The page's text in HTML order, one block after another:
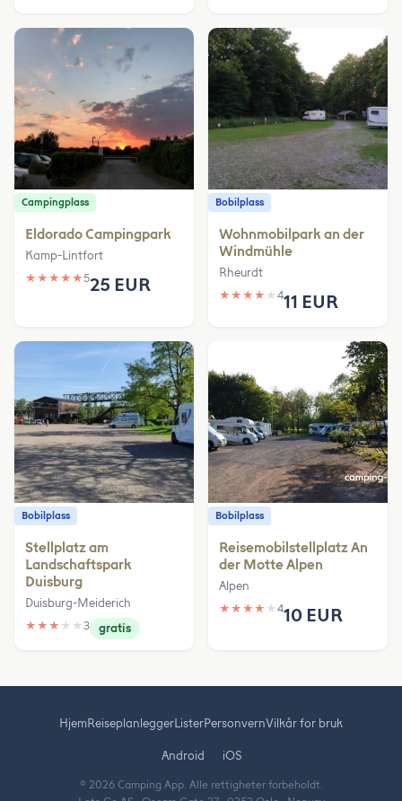
Campingplass
Eldorado Campingpark
Kamp-Lintfort
★ ★ ★ ★ ★525 EUR
Bobilplass
Wohnmobilpark an der
Windmühle
Rheurdt
★ ★ ★ ★ ★ 411 EUR
Bobilplass
Stellplatz am
Landschaftspark
Duisburg
Duisburg-Meiderich
★ ★ ★ ★ ★ 3 gratis
Bobilplass
Reisemobilstellplatz An
der Motte Alpen
Alpen
★ ★ ★ ★ ★ 410 EUR
HjemReiseplanleggerListerPersonvernVilkår for bruk
Android iOS
© 2026 Camping App. Alle rettigheter forbeholdt.